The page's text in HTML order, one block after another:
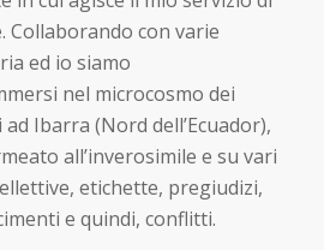
Collaborando con varie
ed io siamo
nel microcosmo dei
Ibarra (Nord dell’Ecuador),
all’inverosimile e su vari
etichette, pregiudizi,
e quindi, conflitti.